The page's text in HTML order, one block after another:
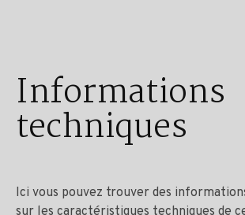
Informations
techniques
Ici vous pouvez trouver des
sur les caractéristiques techniques de